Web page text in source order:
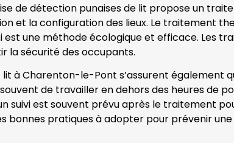
de détection punaises de lit propose un
et la configuration des lieux. Le traitement
est une méthode écologique et efficace. Les
la sécurité des occupants.
à Charenton-le-Pont s’assurent
de travailler en dehors des heures de
suivi est souvent prévu après le traitement
bonnes pratiques à adopter pour prévenir